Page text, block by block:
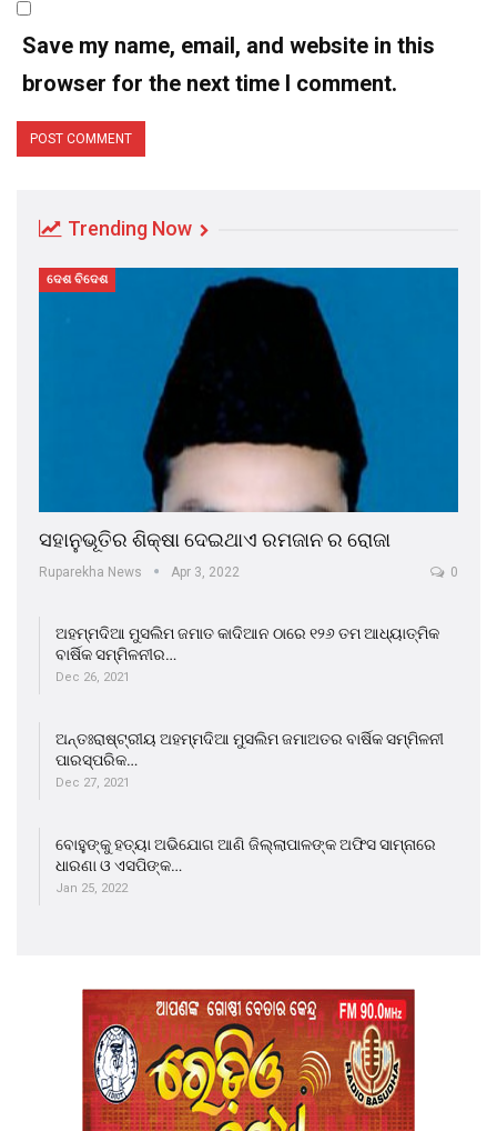
Save my name, email, and website in this
browser for the next time I comment.
Trending Now
ଦେଶ ବିଦେଶ
ସହାନୁଭୂତିର ଶିକ୍ଷା ଦେଇଥାଏ ରମଜାନ ର ରୋଜା
Ruparekha News Apr 3, 2022 0
ଅହମ୍ମଦିଆ ମୁସଲିମ ଜମାତ କାଦିଆନ ଠାରେ ୧୨୬ ତମ ଆଧ୍ୟାତ୍ମିକ
ବାର୍ଷିକ ସମ୍ମିଳନୀର…
Dec 26, 2021
ଅନ୍ତଃରାଷ୍ଟ୍ରୀୟ ଅହମ୍ମଦିଆ ମୁସଲିମ ଜମାଅତର ବାର୍ଷିକ ସମ୍ମିଳନୀ
ପାରସ୍ପରିକ…
Dec 27, 2021
ବୋହୁଙ୍କୁ ହତ୍ୟା ଅଭିଯୋଗ ଆଣି ଜିଲ୍ଲାପାଳଙ୍କ ଅଫିସ ସାମ୍ନାରେ
ଧାରଣା ଓ ଏସପିଙ୍କ…
Jan 25, 2022